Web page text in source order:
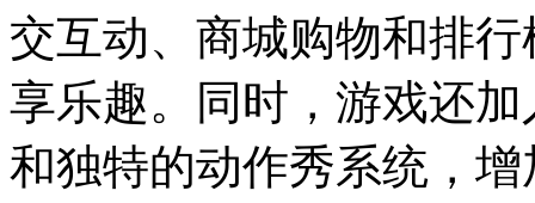
交互动、商城购物和排
享乐趣。同时，游戏还
和独特的动作秀系统，